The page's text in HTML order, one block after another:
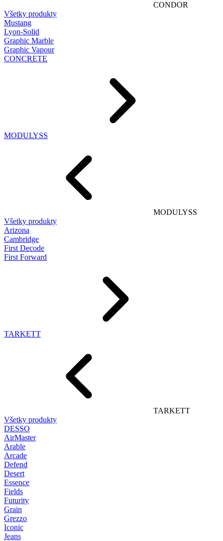
CONDOR
Všetky produkty
Mustang
Lyon-Solid
Graphic Marble
Graphic Vapour
CONCRETE
MODULYSS
MODULYSS
Všetky produkty
Arizona
Cambridge
First Decode
First Forward
TARKETT
TARKETT
Všetky produkty
DESSO
AirMaster
Arable
Arcade
Defend
Desert
Essence
Fields
Futurity
Grain
Grezzo
Iconic
Jeans